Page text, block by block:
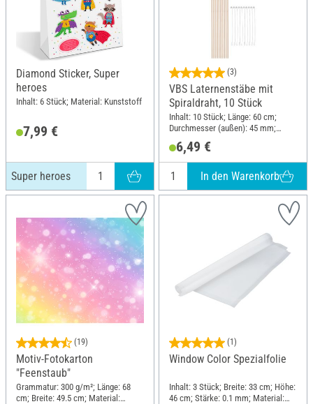
Diamond Sticker, Super
heroes
Inhalt: 6 Stück; Material: Kunststoff
7,99 €
Super heroes
(3)
VBS Laternenstäbe mit
Spiraldraht, 10 Stück
Inhalt: 10 Stück; Länge: 60 cm;
Durchmesser (außen): 45 mm;
6,49 €
In den Warenkorb
(19)
Motiv-Fotokarton
"Feenstaub"
Grammatur: 300 g/m²; Länge: 68
cm; Breite: 49.5 cm; Material:
(1)
Window Color Spezialfolie
Inhalt: 3 Stück; Breite: 33 cm; Höhe:
46 cm; Stärke: 0.1 mm; Material: